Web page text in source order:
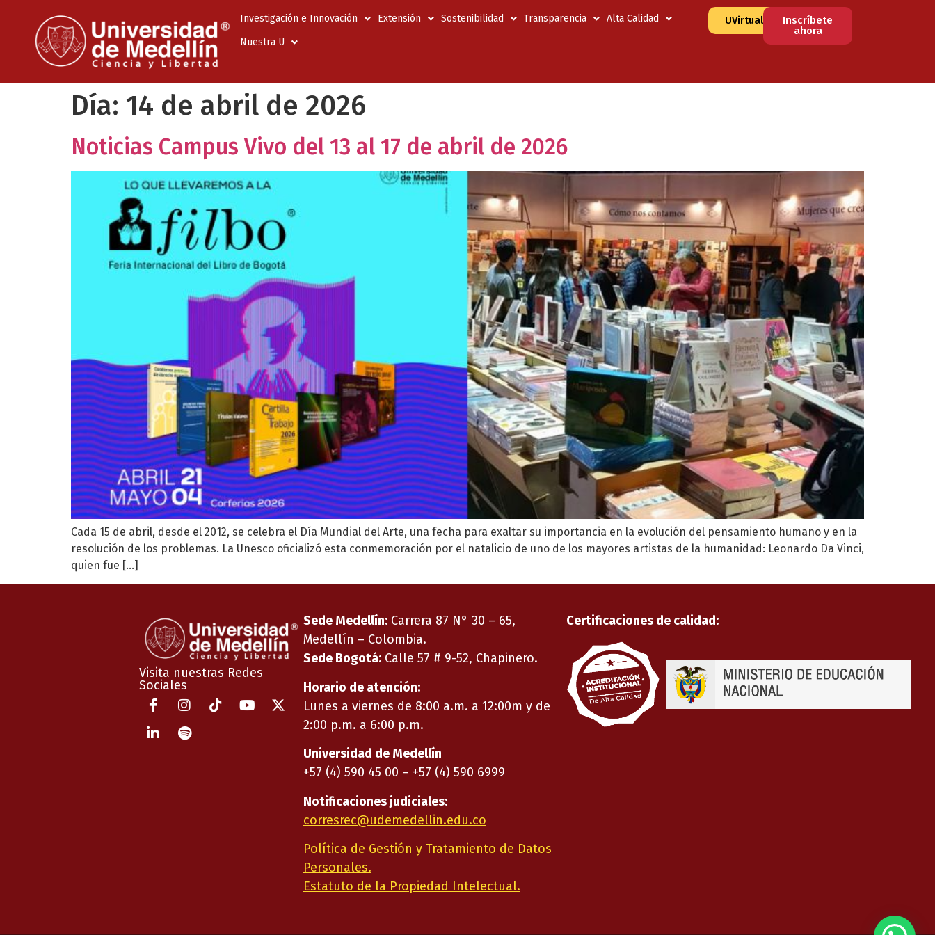
Investigación e Innovación Extensión Sostenibilidad Transparencia
Alta Calidad
Nuestra U
UVirtual
Inscríbete
ahora
Día: 14 de abril de 2026
Noticias Campus Vivo del 13 al 17 de abril de 2026
Cada 15 de abril, desde el 2012, se celebra el Día Mundial del Arte, una fecha para exaltar su importancia en la evolución del pensamiento humano y en la
resolución de los problemas. La Unesco oficializó esta conmemoración por el natalicio de uno de los mayores artistas de la humanidad: Leonardo Da Vinci,
quien fue […]
Visita nuestras Redes
Sociales
Sede Medellín: Carrera 87 N° 30 – 65,
Medellín – Colombia.
Sede Bogotá: Calle 57 # 9-52, Chapinero.
Horario de atención:
Lunes a viernes de 8:00 a.m. a 12:00m y de
2:00 p.m. a 6:00 p.m.
Universidad de Medellín
+57 (4) 590 45 00 – +57 (4) 590 6999
Notificaciones judiciales:
corresrec@udemedellin.edu.co
Política de Gestión y Tratamiento de Datos
Personales.
Estatuto de la Propiedad Intelectual.
Certificaciones de calidad: